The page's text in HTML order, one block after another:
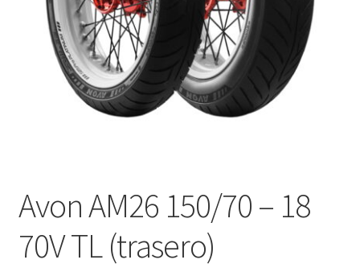
Avon AM26 150/70 – 18
70V TL (trasero)